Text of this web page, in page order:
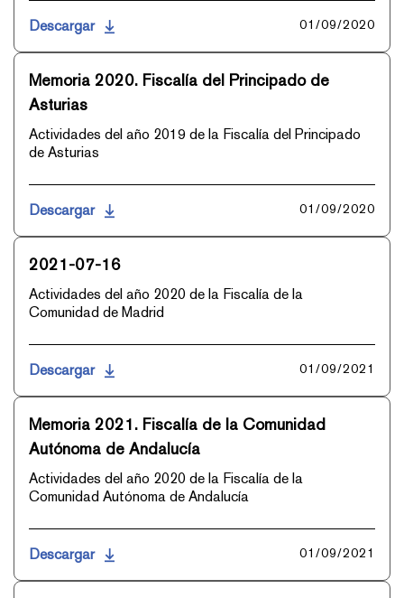
Descargar 01/09/2020
Memoria 2020. Fiscalía del Principado de
Asturias
Actividades del año 2019 de la Fiscalía del Principado
de Asturias
Descargar 01/09/2020
2021-07-16
Actividades del año 2020 de la Fiscalía de la
Comunidad de Madrid
Descargar 01/09/2021
Memoria 2021. Fiscalía de la Comunidad
Autónoma de Andalucía
Actividades del año 2020 de la Fiscalía de la
Comunidad Autónoma de Andalucía
Descargar 01/09/2021